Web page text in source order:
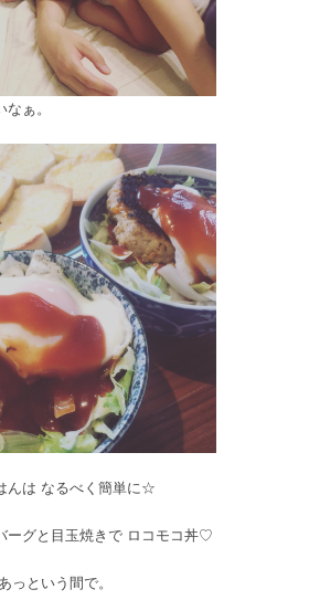
ぁ。
んは なるべく簡単に☆
ーグと目玉焼きで ロコモコ丼♡
っという間で。